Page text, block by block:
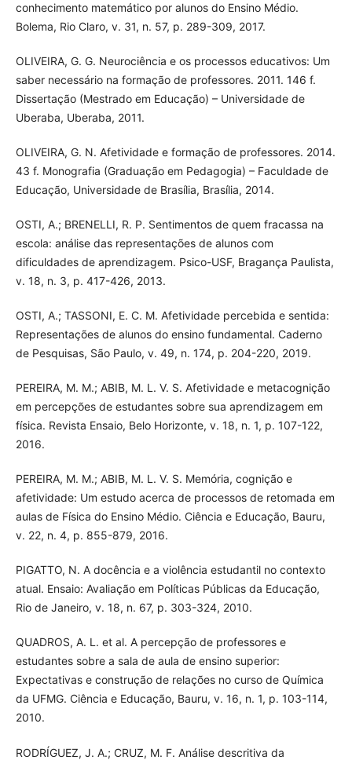
conhecimento matemático por alunos do Ensino Médio.
Bolema, Rio Claro, v. 31, n. 57, p. 289-309, 2017.
OLIVEIRA, G. G. Neurociência e os processos educativos: Um
saber necessário na formação de professores. 2011. 146 f.
Dissertação (Mestrado em Educação) – Universidade de
Uberaba, Uberaba, 2011.
OLIVEIRA, G. N. Afetividade e formação de professores. 2014.
43 f. Monografia (Graduação em Pedagogia) – Faculdade de
Educação, Universidade de Brasília, Brasília, 2014.
OSTI, A.; BRENELLI, R. P. Sentimentos de quem fracassa na
escola: análise das representações de alunos com
dificuldades de aprendizagem. Psico-USF, Bragança Paulista,
v. 18, n. 3, p. 417-426, 2013.
OSTI, A.; TASSONI, E. C. M. Afetividade percebida e sentida:
Representações de alunos do ensino fundamental. Caderno
de Pesquisas, São Paulo, v. 49, n. 174, p. 204-220, 2019.
PEREIRA, M. M.; ABIB, M. L. V. S. Afetividade e metacognição
em percepções de estudantes sobre sua aprendizagem em
física. Revista Ensaio, Belo Horizonte, v. 18, n. 1, p. 107-122,
2016.
PEREIRA, M. M.; ABIB, M. L. V. S. Memória, cognição e
afetividade: Um estudo acerca de processos de retomada em
aulas de Física do Ensino Médio. Ciência e Educação, Bauru,
v. 22, n. 4, p. 855-879, 2016.
PIGATTO, N. A docência e a violência estudantil no contexto
atual. Ensaio: Avaliação em Políticas Públicas da Educação,
Rio de Janeiro, v. 18, n. 67, p. 303-324, 2010.
QUADROS, A. L. et al. A percepção de professores e
estudantes sobre a sala de aula de ensino superior:
Expectativas e construção de relações no curso de Química
da UFMG. Ciência e Educação, Bauru, v. 16, n. 1, p. 103-114,
2010.
RODRÍGUEZ, J. A.; CRUZ, M. F. Análise descritiva da